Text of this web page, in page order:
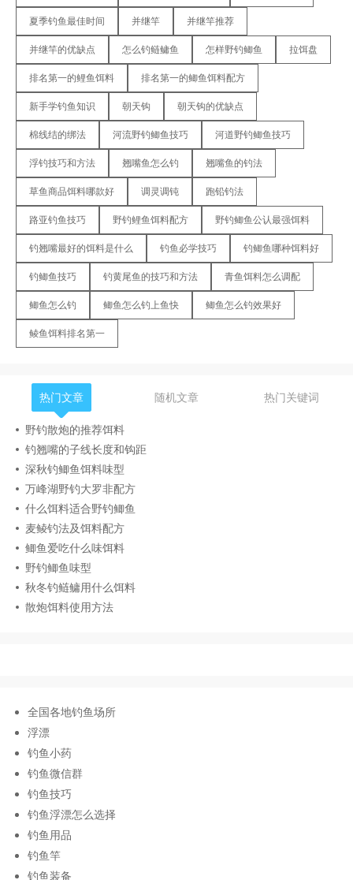
夏季钓鱼最佳时间 并继竿 并继竿推荐
并继竿的优缺点 怎么钓鲢鳙鱼 怎样野钓鲫鱼 拉饵盘
排名第一的鲤鱼饵料 排名第一的鲫鱼饵料配方
新手学钓鱼知识 朝天钩 朝天钩的优缺点
棉线结的绑法 河流野钓鲫鱼技巧 河道野钓鲫鱼技巧
浮钓技巧和方法 翘嘴鱼怎么钓 翘嘴鱼的钓法
草鱼商品饵料哪款好 调灵调钝 跑铅钓法
路亚钓鱼技巧 野钓鲤鱼饵料配方 野钓鲫鱼公认最强饵料
钓翘嘴最好的饵料是什么 钓鱼必学技巧 钓鲫鱼哪种饵料好
钓鲫鱼技巧 钓黄尾鱼的技巧和方法 青鱼饵料怎么调配
鲫鱼怎么钓 鲫鱼怎么钓上鱼快 鲫鱼怎么钓效果好
鲮鱼饵料排名第一
热门文章 随机文章 热门关键词
野钓散炮的推荐饵料
钓翘嘴的子线长度和钩距
深秋钓鲫鱼饵料味型
万峰湖野钓大罗非配方
什么饵料适合野钓鲫鱼
麦鲮钓法及饵料配方
鲫鱼爱吃什么味饵料
野钓鲫鱼味型
秋冬钓鲢鳙用什么饵料
散炮饵料使用方法
全国各地钓鱼场所
浮漂
钓鱼小药
钓鱼微信群
钓鱼技巧
钓鱼浮漂怎么选择
钓鱼用品
钓鱼竿
钓鱼装备